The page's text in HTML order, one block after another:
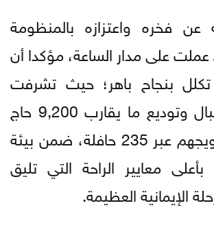
عن فخره واعتزازه بالمنظومة
عملت على مدار الساعة، مؤكدا أن
بنجاح باهر؛ حيث تشرفت
الشركة باستقبال وتوديع ما يقارب 9,200 حاج
وحاجة، تم تفويجهم عبر 235 حافلة، ضمن بيئة
معايير الراحة التي تليق
الإيمانية العظيمة.